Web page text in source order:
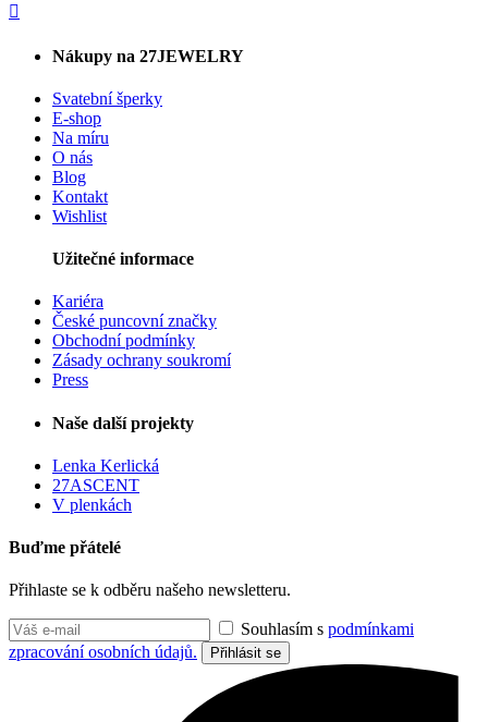
Nákupy na 27JEWELRY
Svatební šperky
E-shop
Na míru
O nás
Blog
Kontakt
Wishlist
Užitečné informace
Kariéra
České puncovní značky
Obchodní podmínky
Zásady ochrany soukromí
Press
Naše další projekty
Lenka Kerlická
27ASCENT
V plenkách
Buďme přátelé
Přihlaste se k odběru našeho newsletteru.
Souhlasím s podmínkami
zpracování osobních údajů.